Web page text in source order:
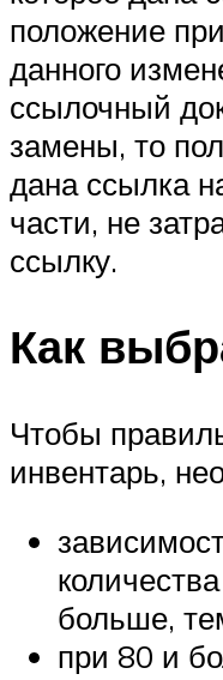
положение
данного
ссылочный
замены, то
дана ссылка
части, не
ссылку.
Как
Чтобы
инвентарь,
больше,
при 80 и